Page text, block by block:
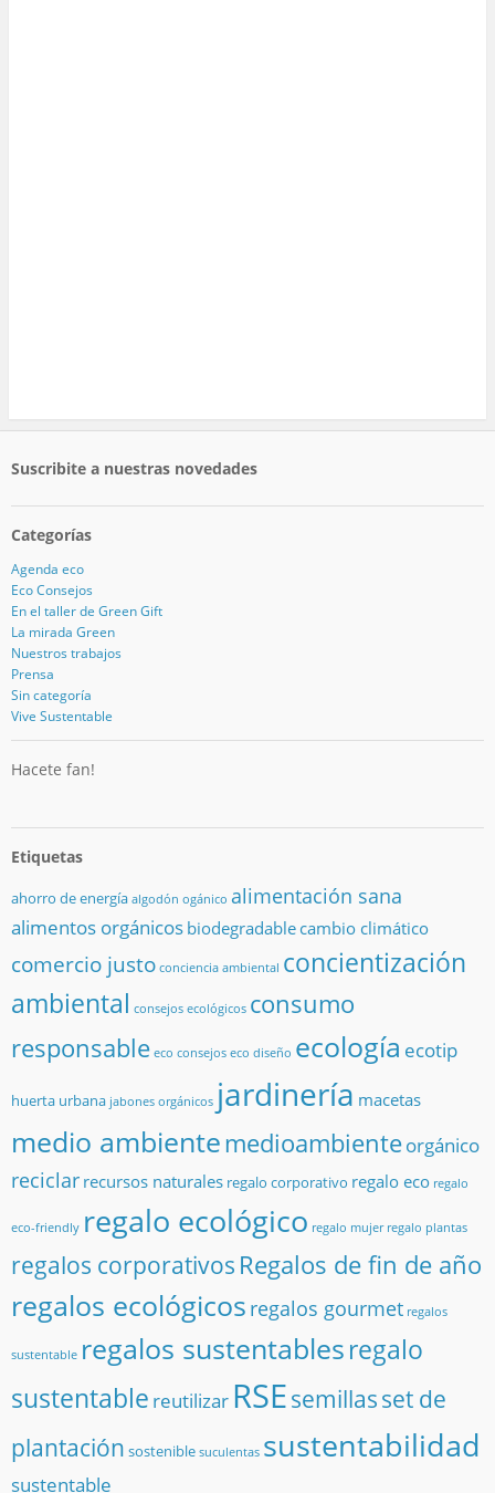
Suscribite a nuestras novedades
Categorías
Agenda eco
Eco Consejos
En el taller de Green Gift
La mirada Green
Nuestros trabajos
Prensa
Sin categoría
Vive Sustentable
Hacete fan!
Etiquetas
ahorro de energía algodón ogánico alimentación sana
alimentos orgánicos biodegradable cambio climático
comercio justo conciencia ambiental concientización
ambiental consejos ecológicos consumo
responsable eco consejos eco diseño ecología ecotip
huerta urbana jabones orgánicos jardinería macetas
medio ambientemedioambienteorgánico
reciclar recursos naturales regalo corporativo regalo eco regalo
eco-friendly regalo ecológico regalo mujer regalo plantas
regalos corporativos Regalos de fin de año
regalos ecológicos regalos gourmet regalos
sustentable regalos sustentablesregalo
sustentable reutilizar RSEsemillasset de
plantación sostenible suculentas sustentabilidad
sustentable